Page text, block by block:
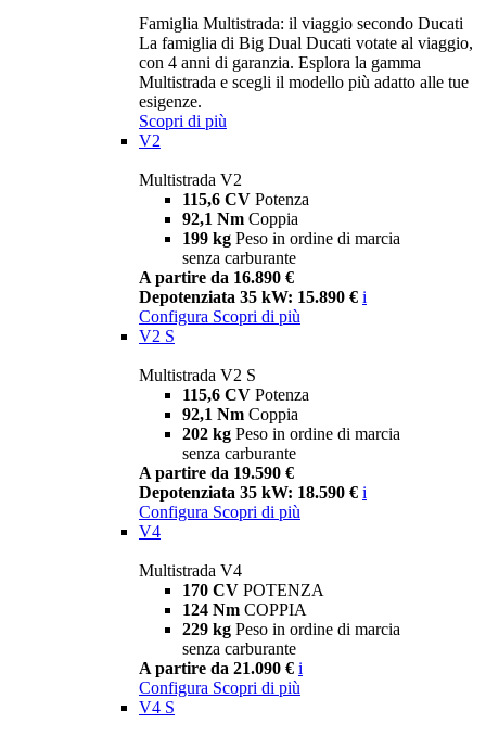
Famiglia Multistrada: il viaggio secondo Ducati
La famiglia di Big Dual Ducati votate al viaggio,
con 4 anni di garanzia. Esplora la gamma
Multistrada e scegli il modello più adatto alle tue
esigenze.
Scopri di più
V2
Multistrada V2
115,6 CV Potenza
92,1 Nm Coppia
199 kg Peso in ordine di marcia
senza carburante
A partire da 16.890 €
Depotenziata 35 kW: 15.890 € i
Configura Scopri di più
V2 S
Multistrada V2 S
115,6 CV Potenza
92,1 Nm Coppia
202 kg Peso in ordine di marcia
senza carburante
A partire da 19.590 €
Depotenziata 35 kW: 18.590 € i
Configura Scopri di più
V4
Multistrada V4
170 CV POTENZA
124 Nm COPPIA
229 kg Peso in ordine di marcia
senza carburante
A partire da 21.090 € i
Configura Scopri di più
V4 S